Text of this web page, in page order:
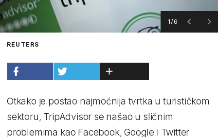
1/6
REUTERS
Otkako je postao najmoćnija tvrtka u turističkom
sektoru, TripAdvisor se našao u sličnim
problemima kao Facebook, Google i Twitter